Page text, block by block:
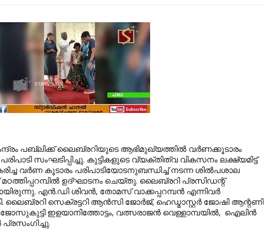
പബ്ലിക്ക് ലൈബ്രറിയുടെ ആഭിമുഖ്യത്തില്‍ വര്‍ണക്കൂടാരം
സംഘടിപ്പിച്ചു. കുട്ടികളുടെ വ്യക്തിത്വ വികസനം ലക്ഷ്യമിട്ട്
വര്‍ണ കൂടാരം പരിപാടിയോടനുബന്ധിച്ച് നടന്ന ശില്‍പശാല
ഉദ്ഘാടനം ചെയ്തു. ലൈബ്രറി പ്രസിഡന്റ്
എന്‍.ഡി ശിവന്‍, തോമസ് വാക്കപ്പറമ്പന്‍ എന്നിവര്‍
സെക്രട്ടറി ആന്‍സി ജോര്‍ജ്, ഹെഡ്മാസ്റ്റര്‍ ജോഷി ആന്റണി
ഇളയാനിത്തോട്ടം, വത്സരാജന്‍ വെള്ളാമ്പയില്‍, ഐലിന്‍
പ്രസംഗിച്ചു.